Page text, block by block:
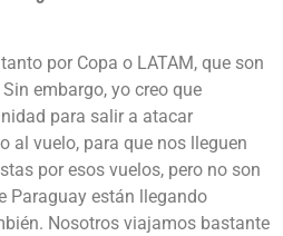
por Copa o LATAM, que son
embargo, yo creo que
para salir a atacar
al vuelo, para que nos lleguen
por esos vuelos, pero no son
Paraguay están llegando
Nosotros viajamos bastante